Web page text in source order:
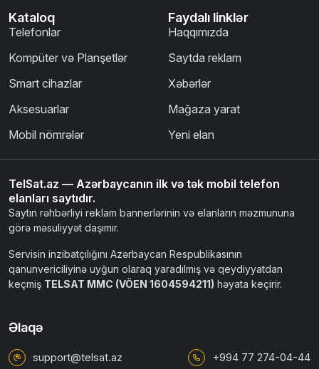
Kataloq
Telefonlar
Kompüter və Planşetlər
Smart cihazlar
Aksesuarlar
Mobil nömrələr
Faydalı linklər
Haqqımızda
Saytda reklam
Xəbərlər
Mağaza yarat
Yeni elan
TelSat.az — Azərbaycanın ilk və tək mobil telefon
elanları saytıdır.
Saytın rəhbərliyi reklam bannerlərinin və elanların məzmununa
görə məsuliyyət daşımır.
Servisin inzibatçılığını Azərbaycan Respublikasının
qanunvericiliyinə uyğun olaraq yaradılmış və qeydiyyatdan
keçmiş TELSAT MMC (VÖEN 1604594211) həyata keçirir.
Əlaqə
support@telsat.az +994 77 274-04-44